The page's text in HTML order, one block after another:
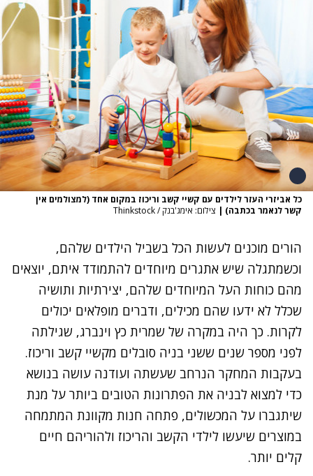
כל אביזרי העזר לילדים עם קשיי קשב וריכוז במקום אחד (למצולמים אין
קשר לנאמר בכתבה) | צילום: אימג'בנק / Thinkstock
הורים מוכנים לעשות הכל בשביל הילדים שלהם,
וכשמתגלה שיש אתגרים מיוחדים להתמודד איתם, יוצאים
מהם כוחות העל המיוחדים שלהם, יצירתיות ותושיה
שכלל לא ידעו שהם מכילים, ודברים מופלאים יכולים
לקרות. כך היה במקרה של שמרית כץ וינברג, שגילתה
לפני מספר שנים ששני בניה סובלים מקשיי קשב וריכוז.
בעקבות המחקר הנרחב שעשתה ועודנה עושה בנושא
כדי למצוא לבניה את הפתרונות הטובים ביותר על מנת
שיתגברו על המכשולים, פתחה חנות מקוונת המתמחה
במוצרים שיעשו לילדי הקשב והריכוז ולהוריהם חיים
קלים יותר.